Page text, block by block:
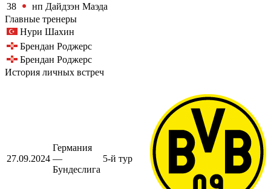
38
нп Дайдзэн Маэда
Главные тренеры
Нури Шахин
Брендан Роджерс
Брендан Роджерс
История личных встреч
27.09.2024
Германия
—
Бундеслига
5-й тур